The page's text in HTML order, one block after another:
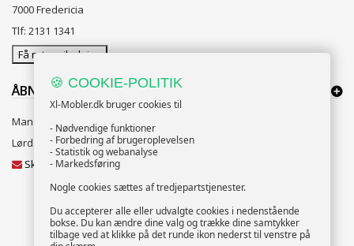
7000 Fredericia
Tlf: 2131 1341
Få rutevejledning
ÅBNINGSTIDER:
Mandag til Fredag 10:00 til 18:00
Lørdag og Søndag 10:00 til 16:00
Skriv til vores kundeservice
NYHEDSBREV
🍪 COOKIE-POLITIK
Xl-Mobler.dk bruger cookies til
- Nødvendige funktioner
- Forbedring af brugeroplevelsen
- Statistik og webanalyse
- Markedsføring
Nogle cookies sættes af tredjepartstjenester.
Du accepterer alle eller udvalgte cookies i nedenstående
bokse. Du kan ændre dine valg og trække dine samtykker
tilbage ved at klikke på det runde ikon nederst til venstre på